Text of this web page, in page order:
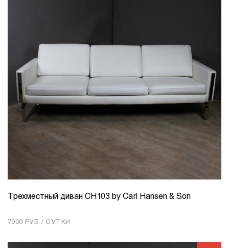
КОЛИЧЕСТВО 1
Трехместный диван CH103 by Carl Hansen & Son
7000 РУБ / СУТКИ